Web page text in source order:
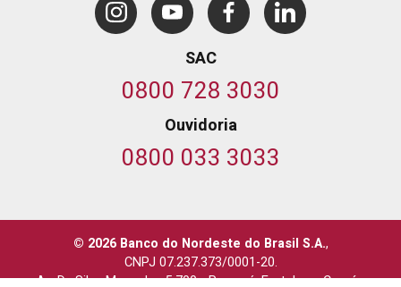
SAC
0800 728 3030
Ouvidoria
0800 033 3033
© 2026 Banco do Nordeste do Brasil S.A.,
CNPJ 07.237.373/0001-20.
Av. Dr. Silas Munguba, 5.700-Passaré, Fortaleza, Ceará-